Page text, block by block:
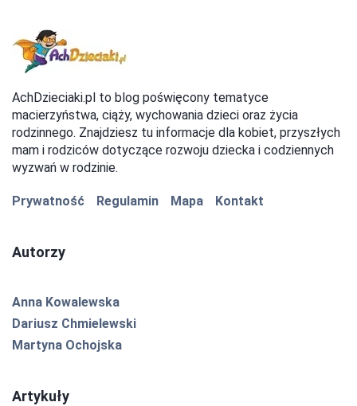
AchDzieciaki.pl to blog poświęcony tematyce
macierzyństwa, ciąży, wychowania dzieci oraz życia
rodzinnego. Znajdziesz tu informacje dla kobiet, przyszłych
mam i rodziców dotyczące rozwoju dziecka i codziennych
wyzwań w rodzinie.
Prywatność Regulamin Mapa Kontakt
Autorzy
Anna Kowalewska
Dariusz Chmielewski
Martyna Ochojska
Artykuły